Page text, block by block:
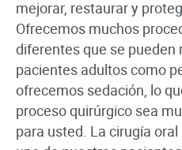
mejorar, restaurar y
Ofrecemos muchos
diferentes que se pueden
pacientes adultos como
ofrecemos sedación, lo
proceso quirúrgico sea
para usted. La cirugía